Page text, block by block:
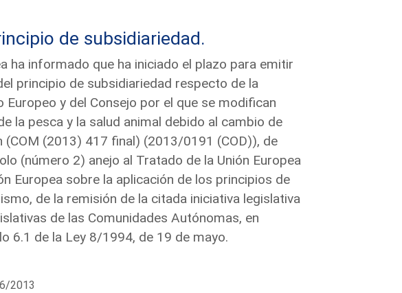
de subsidiariedad.
ha informado que ha iniciado el plazo para emitir
principio de subsidiariedad respecto de la
y del Consejo por el que se modifican
la pesca y la salud animal debido al cambio de
(2013) 417 final) (2013/0191 (COD)), de
(número 2) anejo al Tratado de la Unión Europea
Europea sobre la aplicación de los principios de
de la remisión de la citada iniciativa legislativa
de las Comunidades Autónomas, en
6.1 de la Ley 8/1994, de 19 de mayo.
2013